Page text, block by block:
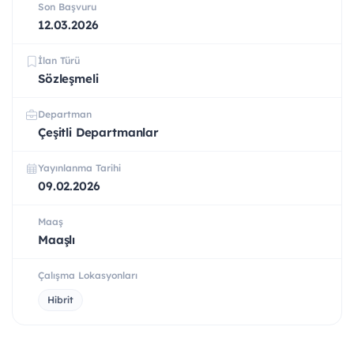
Son Başvuru
12.03.2026
İlan Türü
Sözleşmeli
Departman
Çeşitli Departmanlar
Yayınlanma Tarihi
09.02.2026
Maaş
Maaşlı
Çalışma Lokasyonları
Hibrit